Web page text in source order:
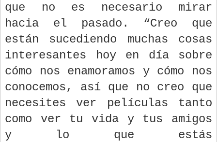
que no es necesario mirar
hacia el pasado. “Creo que
están sucediendo muchas cosas
interesantes hoy en día sobre
cómo nos enamoramos y cómo nos
conocemos, así que no creo que
necesites ver películas tanto
como ver tu vida y tus amigos
y lo que estás